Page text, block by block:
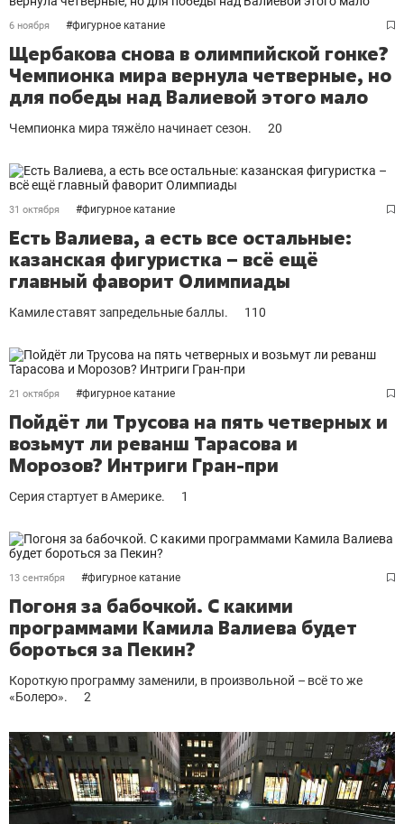
6 ноября #фигурное катание
Щербакова снова в олимпийской гонке?
Чемпионка мира вернула четверные, но
для победы над Валиевой этого мало
Чемпионка мира тяжёло начинает сезон. 20
31 октября #фигурное катание
Есть Валиева, а есть все остальные:
казанская фигуристка – всё ещё
главный фаворит Олимпиады
Камиле ставят запредельные баллы. 110
21 октября #фигурное катание
Пойдёт ли Трусова на пять четверных и
возьмут ли реванш Тарасова и
Морозов? Интриги Гран-при
Серия стартует в Америке. 1
13 сентября #фигурное катание
Погоня за бабочкой. С какими
программами Камила Валиева будет
бороться за Пекин?
Короткую программу заменили, в произвольной – всё то же
«Болеро».
2